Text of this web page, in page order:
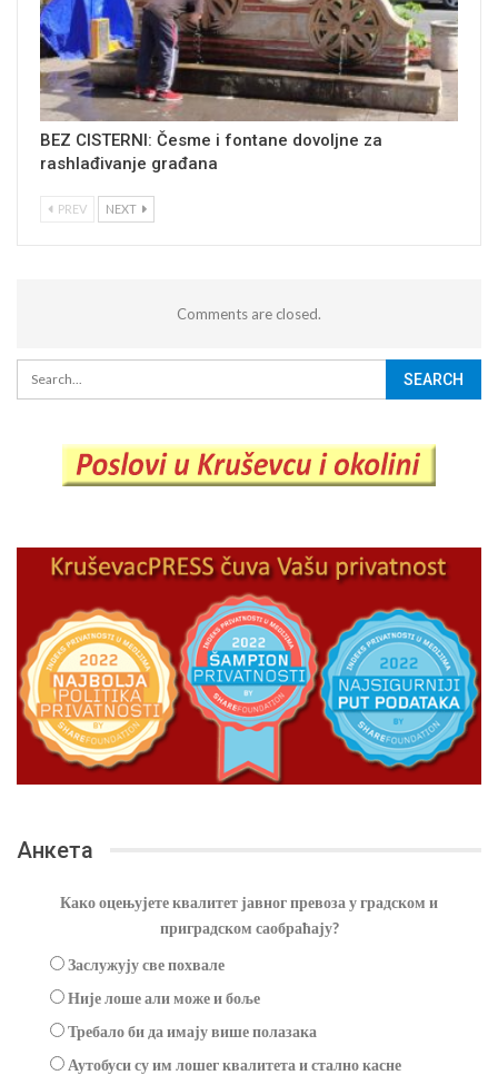
BEZ CISTERNI: Česme i fontane dovoljne za
rashlađivanje građana
PREV NEXT
Comments are closed.
Анкета
Како оцењујете квалитет јавног превоза у градском и
приградском саобраћају?
Заслужују све похвале
Није лоше али може и боље
Требало би да имају више полазака
Аутобуси су им лошег квалитета и стално касне